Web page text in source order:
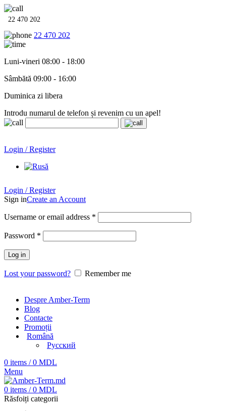
22 470 202
22 470 202
Luni-vineri 08:00 - 18:00
Sâmbătă 09:00 - 16:00
Duminica zi libera
Introdu numarul de telefon și revenim cu un apel!
Login / Register
Login / Register
Sign inCreate an Account
Username or email address *
Password *
Log in
Lost your password? Remember me
Despre Amber-Term
Blog
Contacte
Promoții
Română
Русский
0 items / 0 MDL
Menu
0 items / 0 MDL
Răsfoiți categorii